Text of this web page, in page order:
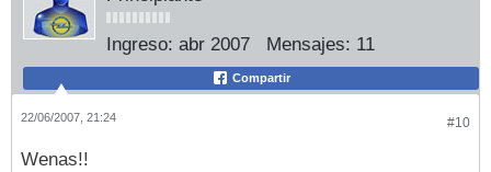
Ingreso: abr 2007 Mensajes: 11
Compartir
#10
22/06/2007, 21:24
Wenas!!